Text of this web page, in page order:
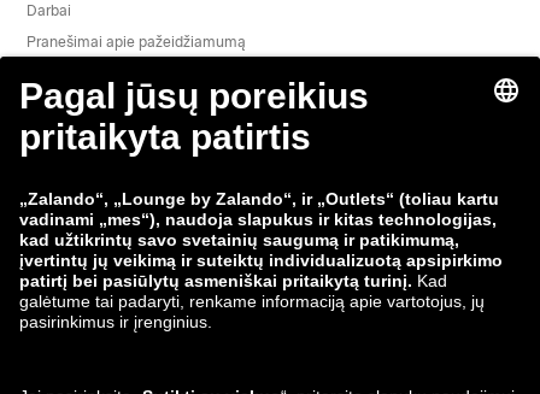
Darbai
Pranešimai apie pažeidžiamumą
„Zalando“ grupė
ABOUT YOU
Mokėjimo būdai
Mus taip pat rasite
Siuntimo ir pristatymo